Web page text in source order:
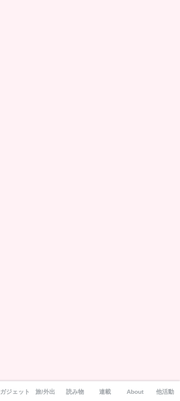
ガジェット 旅/外出 読み物 連載 About 他活動